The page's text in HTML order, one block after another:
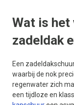
Wat is het
zadeldak
Een
waarbij de nok
regenwater zich
een tijdloze en